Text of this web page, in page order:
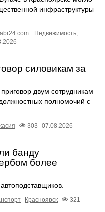
инфраструктуры
. Недвижимость,
силовикам за
двум сотрудникам
полномочий с
303 07.08.2026
банду
более
Красноярск
321